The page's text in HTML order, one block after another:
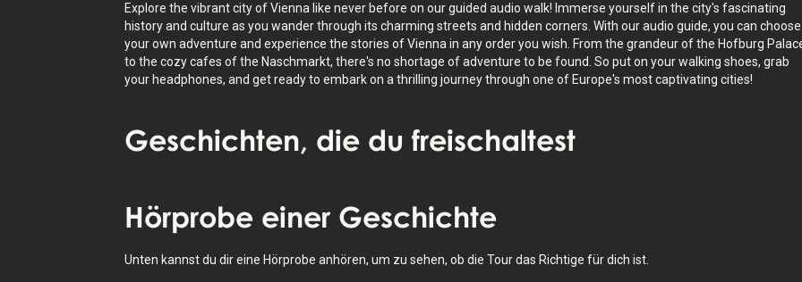
Explore the vibrant city of Vienna like never before on our guided audio walk! Immerse yourself in the city's fascinating
history and culture as you wander through its charming streets and hidden corners. With our audio guide, you can choose
your own adventure and experience the stories of Vienna in any order you wish. From the grandeur of the Hofburg
to the cozy cafes of the Naschmarkt, there's no shortage of adventure to be found. So put on your walking shoes, grab
your headphones, and get ready to embark on a thrilling journey through one of Europe's most captivating cities!
Geschichten, die du freischaltest
Hörprobe einer Geschichte
Unten kannst du dir eine Hörprobe anhören, um zu sehen, ob die Tour das Richtige für dich ist.